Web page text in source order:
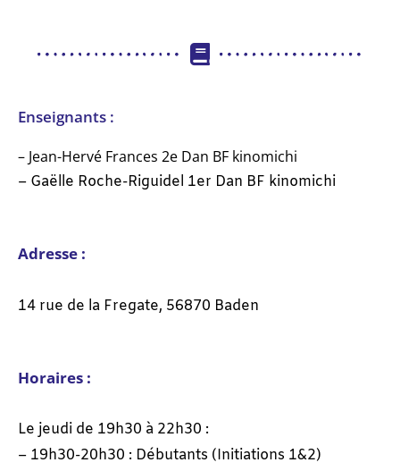
Enseignants :
– Jean-Hervé Frances 2e Dan BF kinomichi
– Gaëlle Roche-Riguidel 1er Dan BF kinomichi
Adresse :
14 rue de la Fregate, 56870 Baden
Horaires :
Le jeudi de 19h30 à 22h30 :
– 19h30-20h30 : Débutants (Initiations 1&2)